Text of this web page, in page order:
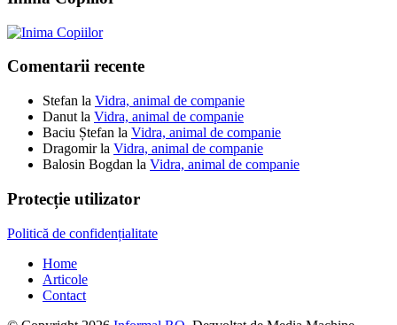
Comentarii recente
Stefan la Vidra, animal de companie
Danut la Vidra, animal de companie
Baciu Ștefan la Vidra, animal de companie
Dragomirla Vidra, animal de companie
Balosin Bogdan la Vidra, animal de companie
Protecție utilizator
Politică de confidențialitate
Home
Articole
Contact